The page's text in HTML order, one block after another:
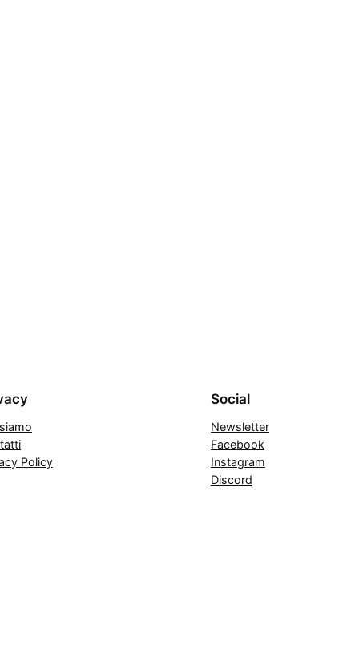
Policy
Social
Newsletter
Facebook
Instagram
Discord